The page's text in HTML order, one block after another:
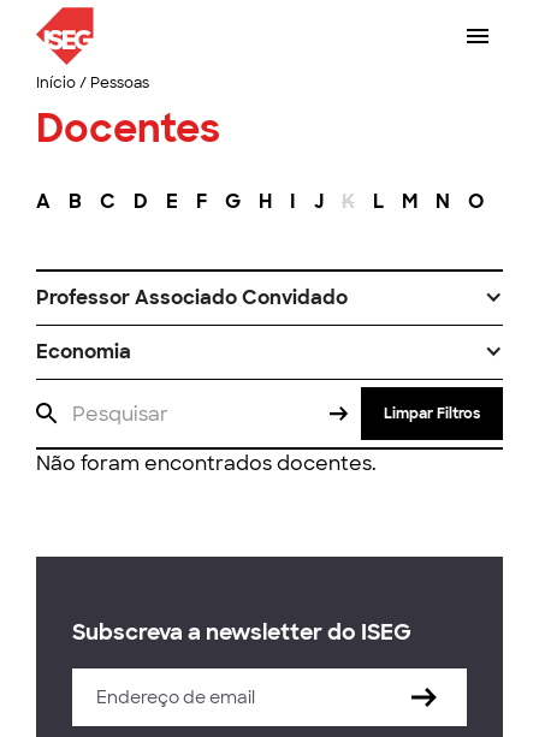
Início/ Pessoas
Docentes
A B C D E F G H I J K L M N O
Professor Associado Convidado
Economia
Limpar Filtros
Não foram encontrados docentes.
Subscreva a newsletter do ISEG